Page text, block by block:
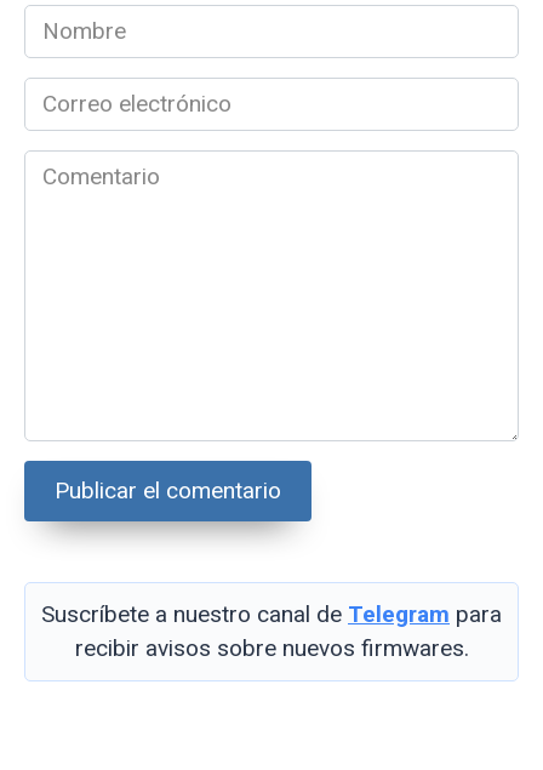
Nombre
*
Correo
electrónico
*Comentario
Suscríbete a nuestro canal de Telegram para
recibir avisos sobre nuevos firmwares.